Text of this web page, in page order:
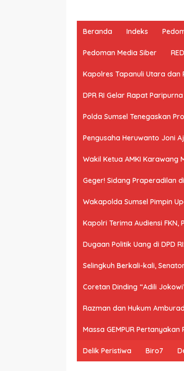
Beranda Indeks
Pedoman Media Siber
Kapolres Tapanuli Utara dan
DPR RI Gelar Rapat
Polda Sumsel Tenegaskan
Pengusaha Heruwanto Joni
Wakil Ketua AMKI Karawang
Geger! Sidang Praperadilan
Wakapolda Sumsel Pimpin
Kapolri Terima Audiensi
Dugaan Politik Uang di DPD
Selingkuh Berkali-kali,
Coretan Dinding “Adili
Razman dan Hukum
Massa GEMPUR Pertanyakan
Delik Peristiwa Biro7